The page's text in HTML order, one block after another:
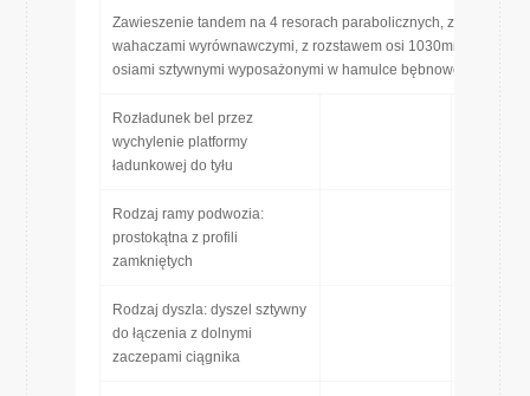
Zawieszenie tandem na 4 resorach parabolicznych, z
wahaczami wyrównawczymi, z rozstawem osi 1030mm, z
osiami sztywnymi wyposażonymi w hamulce bębnowe
Rozładunek bel przez
wychylenie platformy
ładunkowej do tyłu
Rodzaj ramy podwozia:
prostokątna z profili
zamkniętych
Rodzaj dyszla: dyszel sztywny
do łączenia z dolnymi
zaczepami ciągnika